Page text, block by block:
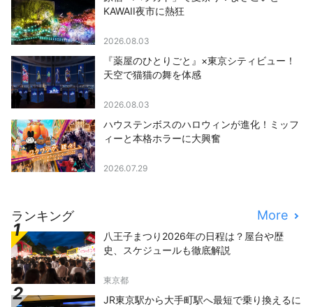
KAWAII夜市に熱狂
2026.08.03
『薬屋のひとりごと』×東京シティビュー！
天空で猫猫の舞を体感
2026.08.03
ハウステンボスのハロウィンが進化！ミッフ
ィーと本格ホラーに大興奮
2026.07.29
ランキング More
八王子まつり2026年の日程は？屋台や歴
史、スケジュールも徹底解説
東京都
JR東京駅から大手町駅へ最短で乗り換えるに